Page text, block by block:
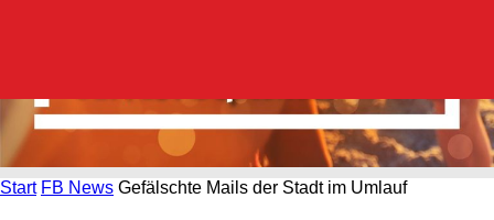
Start FB News Gefälschte Mails der Stadt im Umlauf